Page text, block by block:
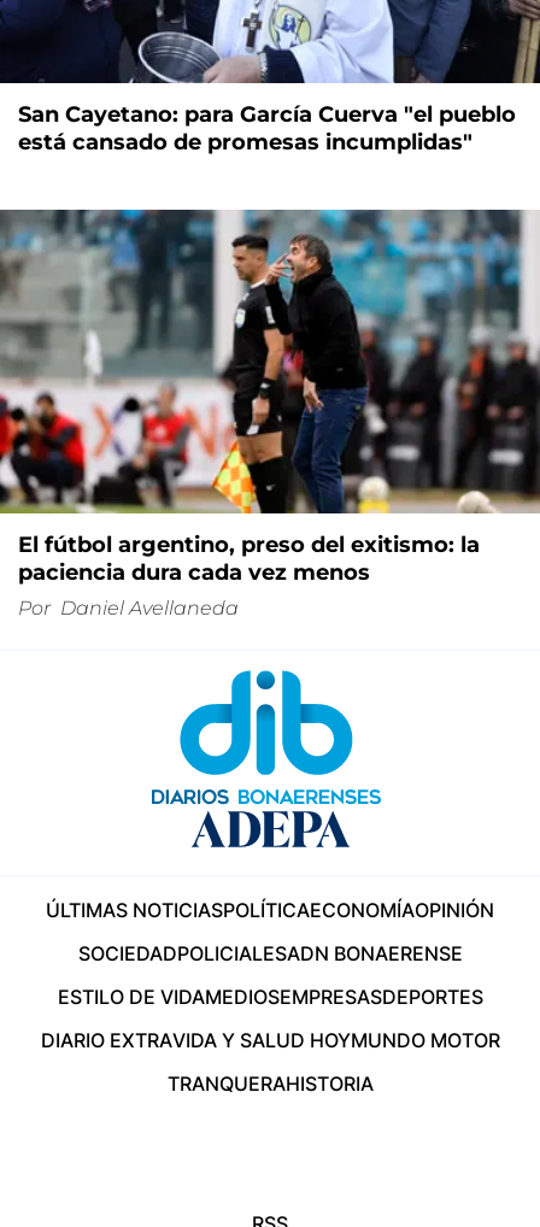
San Cayetano: para García Cuerva "el pueblo
está cansado de promesas incumplidas"
El fútbol argentino, preso del exitismo: la
paciencia dura cada vez menos
Por Daniel Avellaneda
ÚLTIMAS NOTICIASPOLÍTICAECONOMÍAOPINIÓN
SOCIEDADPOLICIALESADN BONAERENSE
ESTILO DE VIDAMEDIOSEMPRESASDEPORTES
DIARIO EXTRAVIDA Y SALUD HOYMUNDO MOTOR
TRANQUERAHISTORIA